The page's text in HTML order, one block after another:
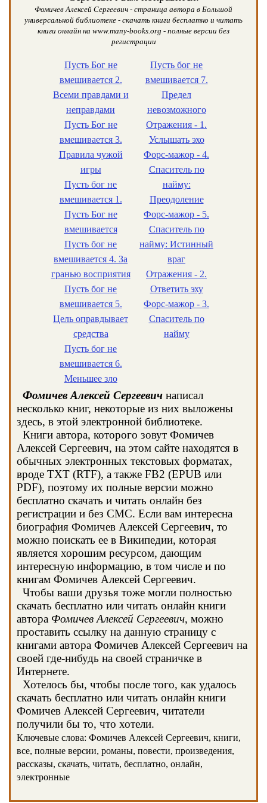
Фомичев Алексей Сергеевич - страница автора в Большой
универсальной библиотеке - скачать книги бесплатно и читать
книги онлайн на www.many-books.org - полные версии без
регистрации
Пусть Бог не
вмешивается 2.
Всеми правдами и
неправдами
Пусть Бог не
вмешивается 3.
Правила чужой
игры
Пусть бог не
вмешивается 1.
Пусть Бог не
вмешивается
Пусть бог не
вмешивается 4. За
гранью восприятия
Пусть бог не
вмешивается 5.
Цель оправдывает
средства
Пусть бог не
вмешивается 6.
Меньшее зло
Пусть бог не
вмешивается 7.
Предел
невозможного
Отражения - 1.
Услышать эхо
Форс-мажор - 4.
Спаситель по
найму:
Преодоление
Форс-мажор - 5.
Спаситель по
найму: Истинный
враг
Отражения - 2.
Ответить эху
Форс-мажор - 3.
Спаситель по
найму
Фомичев Алексей Сергеевич написал
несколько книг, некоторые из них выложены
здесь, в этой электронной библиотеке.
Книги автора, которого зовут Фомичев
Алексей Сергеевич, на этом сайте находятся в
обычных электронных текстовых форматах,
вроде TXT (RTF), а также FB2 (EPUB или
PDF), поэтому их полные версии можно
бесплатно скачать и читать онлайн без
регистрации и без СМС. Если вам интересна
биография Фомичев Алексей Сергеевич, то
можно поискать ее в Википедии, которая
является хорошим ресурсом, дающим
интересную информацию, в том числе и по
книгам Фомичев Алексей Сергеевич.
Чтобы ваши друзья тоже могли полностью
скачать бесплатно или читать онлайн книги
автора Фомичев Алексей Сергеевич, можно
проставить ссылку на данную страницу с
книгами автора Фомичев Алексей Сергеевич на
своей где-нибудь на своей страничке в
Интернете.
Хотелось бы, чтобы после того, как удалось
скачать бесплатно или читать онлайн книги
Фомичев Алексей Сергеевич, читатели
получили бы то, что хотели.
Ключевые слова: Фомичев Алексей Сергеевич, книги,
все, полные версии, романы, повести, произведения,
рассказы, скачать, читать, бесплатно, онлайн,
электронные